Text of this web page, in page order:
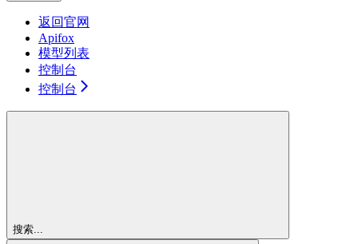
返回官网
Apifox
模型列表
控制台
控制台
搜索...